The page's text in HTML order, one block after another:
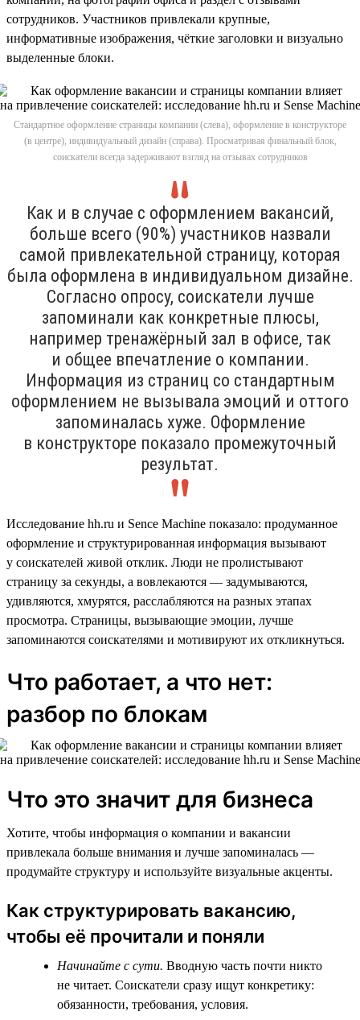
сотрудников. Участников привлекали крупные,
информативные изображения, чёткие заголовки и визуально
выделенные блоки.
Стандартное оформление страницы компании (слева), оформление в конструкторе
(в центре), индивидуальный дизайн (справа). Просматривая финальный блок,
соискатели всегда задерживают взгляд на отзывах сотрудников
Как и в случае с оформлением вакансий,
больше всего (90%) участников назвали
самой привлекательной страницу, которая
была оформлена в индивидуальном дизайне.
Согласно опросу, соискатели лучше
запоминали как конкретные плюсы,
например тренажёрный зал в офисе, так
и общее впечатление о компании.
Информация из страниц со стандартным
оформлением не вызывала эмоций и оттого
запоминалась хуже. Оформление
в конструкторе показало промежуточный
результат.
Исследование hh.ru и Sence Machine показало: продуманное
оформление и структурированная информация вызывают
у соискателей живой отклик. Люди не пролистывают
страницу за секунды, а вовлекаются — задумываются,
удивляются, хмурятся, расслабляются на разных этапах
просмотра. Страницы, вызывающие эмоции, лучше
запоминаются соискателями и мотивируют их откликнуться.
Что работает, а что нет:
разбор по блокам
Что это значит для бизнеса
Хотите, чтобы информация о компании и вакансии
привлекала больше внимания и лучше запоминалась —
продумайте структуру и используйте визуальные акценты.
Как структурировать вакансию,
чтобы её прочитали и поняли
Начинайте с сути. Вводную часть почти никто
не читает. Соискатели сразу ищут конкретику:
обязанности, требования, условия.